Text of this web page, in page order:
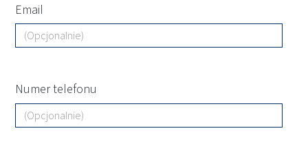
Email
Numer telefonu